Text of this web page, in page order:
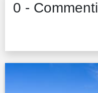
0 - Commenti